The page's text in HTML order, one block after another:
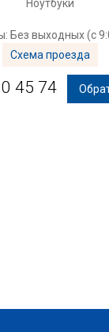
Ноутбуки
Без выходных (с
Схема проезда
45 74